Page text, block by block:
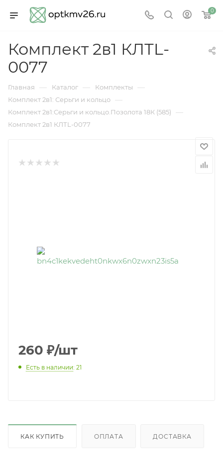
0
Комплект 2в1 КЛТL-
0077
Главная — Каталог — Комплекты —
Комплект 2в1: Серьги и кольцо —
Комплект 2в1:Серьги и кольцо.Позолота 18К (585) —
Комплект 2в1 КЛТL-0077
260 ₽/шт
Есть в наличии: 21
КАК КУПИТЬ ОПЛАТА ДОСТАВКА